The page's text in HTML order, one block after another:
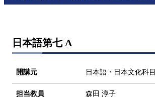
日本語第七 A
開講元 日本語・日本文化科目
担当教員 森田 淳子